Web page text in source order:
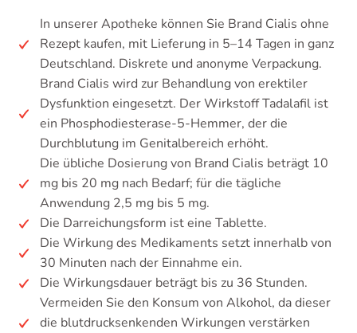
In unserer Apotheke können Sie Brand Cialis ohne
Rezept kaufen, mit Lieferung in 5–14 Tagen in ganz
Deutschland. Diskrete und anonyme Verpackung.
Brand Cialis wird zur Behandlung von erektiler
Dysfunktion eingesetzt. Der Wirkstoff Tadalafil ist
ein Phosphodiesterase-5-Hemmer, der die
Durchblutung im Genitalbereich erhöht.
Die übliche Dosierung von Brand Cialis beträgt 10
mg bis 20 mg nach Bedarf; für die tägliche
Anwendung 2,5 mg bis 5 mg.
Die Darreichungsform ist eine Tablette.
Die Wirkung des Medikaments setzt innerhalb von
30 Minuten nach der Einnahme ein.
Die Wirkungsdauer beträgt bis zu 36 Stunden.
Vermeiden Sie den Konsum von Alkohol, da dieser
die blutdrucksenkenden Wirkungen verstärken